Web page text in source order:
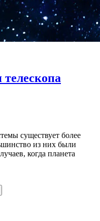
телескопа
существует более
из них были
когда планета